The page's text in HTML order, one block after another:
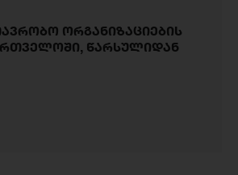
ორგანიზაციების
წარსულიდან